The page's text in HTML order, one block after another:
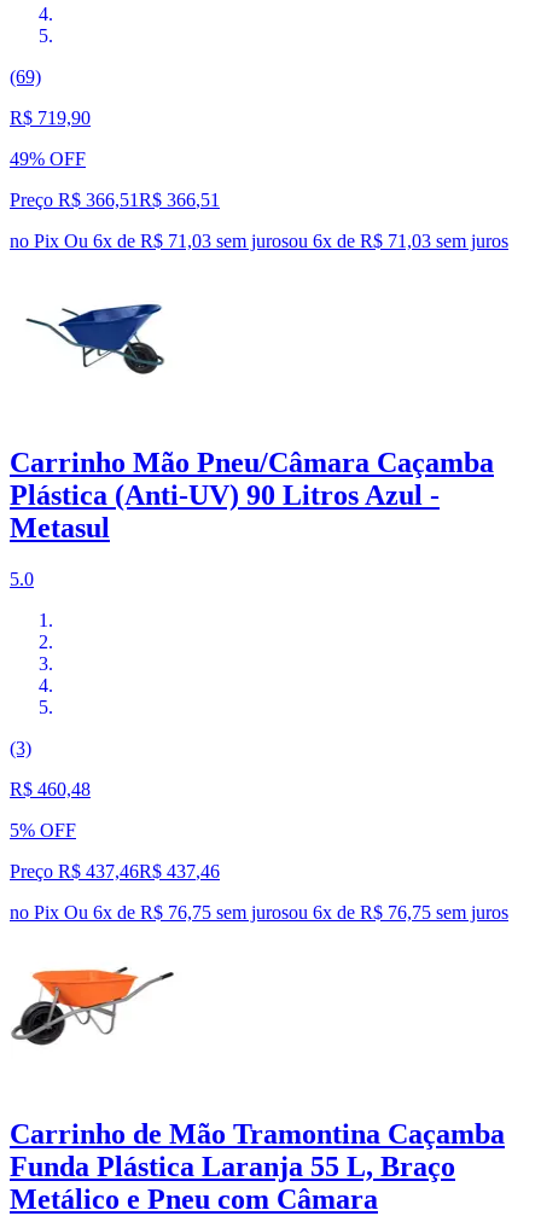
(69)
R$ 719,90
49% OFF
Preço R$ 366,51R$ 366,51
no Pix Ou 6x de R$ 71,03 sem jurosou 6x de R$ 71,03 sem juros
Carrinho Mão Pneu/Câmara Caçamba
Plástica (Anti-UV) 90 Litros Azul -
Metasul
5.0
(3)
R$ 460,48
5% OFF
Preço R$ 437,46R$ 437,46
no Pix Ou 6x de R$ 76,75 sem jurosou 6x de R$ 76,75 sem juros
Carrinho de Mão Tramontina Caçamba
Funda Plástica Laranja 55 L, Braço
Metálico e Pneu com Câmara